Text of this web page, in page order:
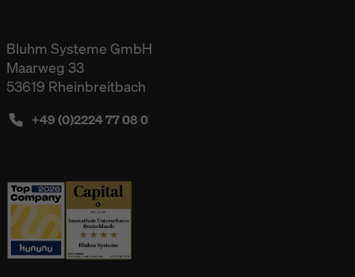
Bluhm Systeme GmbH
Maarweg 33
53619 Rheinbreitbach
+49 (0)2224 77 08 0